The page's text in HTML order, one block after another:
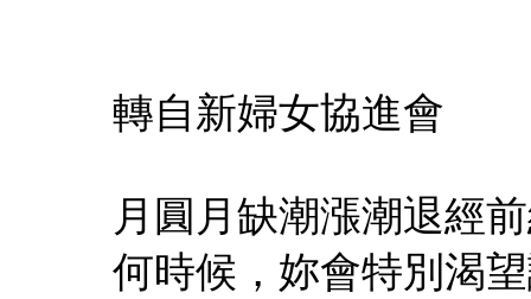
轉自新婦女協進會
月圓月缺潮漲潮退經
何時候，妳會特別渴